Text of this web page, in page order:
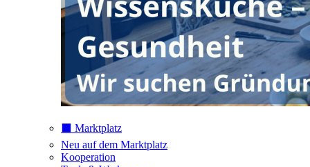
⬛️ Marktplatz
Neu auf dem Marktplatz
Kooperation